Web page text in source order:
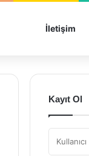
İletişim
Kayıt Ol